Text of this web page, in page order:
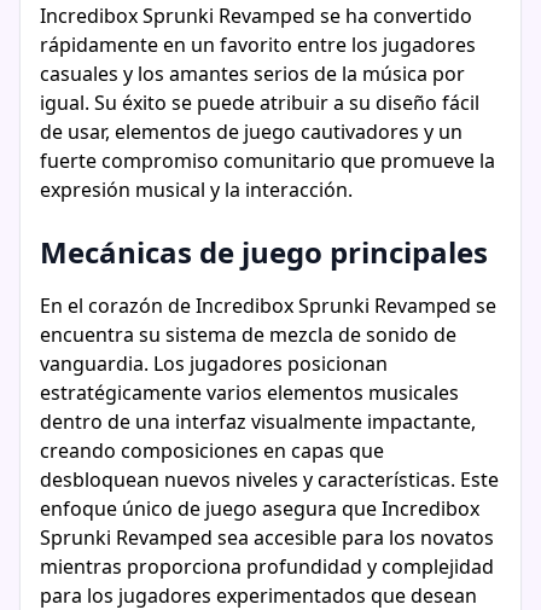
Incredibox Sprunki Revamped se ha convertido
rápidamente en un favorito entre los jugadores
casuales y los amantes serios de la música por
igual. Su éxito se puede atribuir a su diseño fácil
de usar, elementos de juego cautivadores y un
fuerte compromiso comunitario que promueve la
expresión musical y la interacción.
Mecánicas de juego principales
En el corazón de Incredibox Sprunki Revamped se
encuentra su sistema de mezcla de sonido de
vanguardia. Los jugadores posicionan
estratégicamente varios elementos musicales
dentro de una interfaz visualmente impactante,
creando composiciones en capas que
desbloquean nuevos niveles y características. Este
enfoque único de juego asegura que Incredibox
Sprunki Revamped sea accesible para los novatos
mientras proporciona profundidad y complejidad
para los jugadores experimentados que desean